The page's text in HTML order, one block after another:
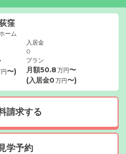
窪
ーム
〜)
入居金
0
プラン
月額50.8万円〜
(入居金0万円〜)
請求する
学予約